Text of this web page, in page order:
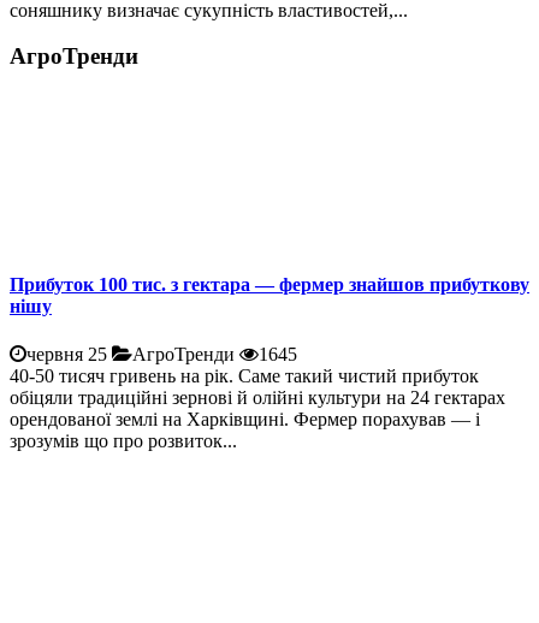
соняшнику визначає сукупність властивостей,...
АгроТренди
Прибуток 100 тис. з гектара — фермер знайшов прибуткову
нішу
червня 25 АгроТренди
1645
40-50 тисяч гривень на рік. Саме такий чистий прибуток
обіцяли традиційні зернові й олійні культури на 24 гектарах
орендованої землі на Харківщині. Фермер порахував — і
зрозумів що про розвиток...